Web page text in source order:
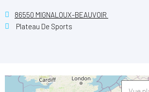
86550 MIGNALOUX-BEAUVOIR
Plateau De Sports